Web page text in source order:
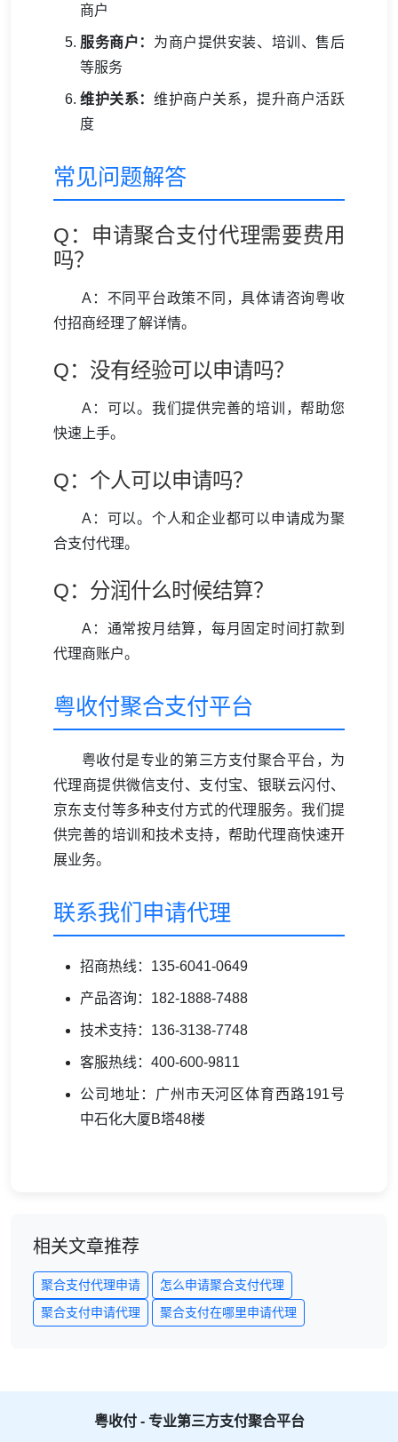
商户
服务商户： 为商户提供安装、培训、售后
等服务
维护关系： 维护商户关系，提升商户活跃
度
常见问题解答
Q：申请聚合支付代理需要费用
吗？
A：不同平台政策不同，具体请咨询粤收
付招商经理了解详情。
Q：没有经验可以申请吗？
A：可以。我们提供完善的培训，帮助您
快速上手。
Q：个人可以申请吗？
A：可以。个人和企业都可以申请成为聚
合支付代理。
Q：分润什么时候结算？
A：通常按月结算，每月固定时间打款到
代理商账户。
粤收付聚合支付平台
粤收付是专业的第三方支付聚合平台，为
代理商提供微信支付、支付宝、银联云闪付、
京东支付等多种支付方式的代理服务。我们提
供完善的培训和技术支持，帮助代理商快速开
展业务。
联系我们申请代理
招商热线：135-6041-0649
产品咨询：182-1888-7488
技术支持：136-3138-7748
客服热线：400-600-9811
公司地址：广州市天河区体育西路191号
中石化大厦B塔48楼
相关文章推荐
聚合支付代理申请
怎么申请聚合支付代理
聚合支付申请代理
聚合支付在哪里申请代理
粤收付 - 专业第三方支付聚合平台